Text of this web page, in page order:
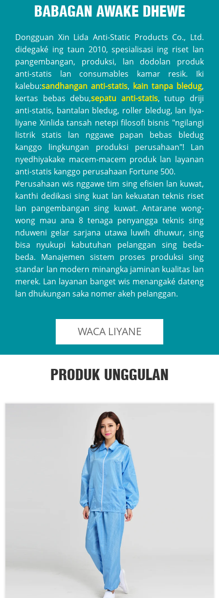
BABAGAN AWAKE DHEWE
Dongguan Xin Lida Anti-Static Products Co., Ltd.
didegaké ing taun 2010, spesialisasi ing riset lan
pangembangan, produksi, lan dodolan produk
anti-statis lan consumables kamar resik. Iki
kalebu:sandhangan anti-statis, kain tanpa bledug,
kertas bebas debu,sepatu anti-statis, tutup driji
anti-statis, bantalan bledug, roller bledug, lan liya-
liyane Xinlida tansah netepi filosofi bisnis "ngilangi
listrik statis lan nggawe papan bebas bledug
kanggo lingkungan produksi perusahaan"! Lan
nyedhiyakake macem-macem produk lan layanan
anti-statis kanggo perusahaan Fortune 500.
Perusahaan wis nggawe tim sing efisien lan kuwat,
kanthi dedikasi sing kuat lan kekuatan teknis riset
lan pangembangan sing kuwat. Antarane wong-
wong mau ana 8 tenaga penyangga teknis sing
nduweni gelar sarjana utawa luwih dhuwur, sing
bisa nyukupi kabutuhan pelanggan sing beda-
beda. Manajemen sistem proses produksi sing
standar lan modern minangka jaminan kualitas lan
merek. Lan layanan banget wis menangaké dateng
lan dhukungan saka nomer akeh pelanggan.
WACA LIYANE
PRODUK UNGGULAN